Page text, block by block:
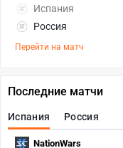
Испания
Россия
Перейти на матч
Последние матчи
Испания Россия
NationWars